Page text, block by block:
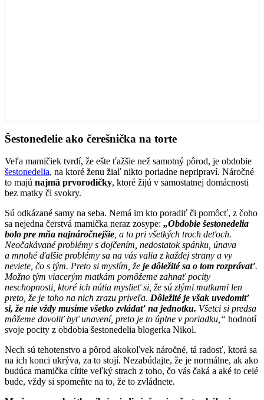
Šestonedelie ako čerešnička na torte
Veľa mamičiek tvrdí, že ešte ťažšie než samotný pôrod, je obdobie
šestonedelia, na ktoré ženu žiaľ nikto poriadne nepripraví. Náročné
to majú najmä prvorodičky, ktoré žijú v samostatnej domácnosti
bez matky či svokry.
Sú odkázané samy na seba. Nemá im kto poradiť či pomôcť, z čoho
sa nejedna čerstvá mamička neraz zosype: „Obdobie šestonedelia
bolo pre mňa najnáročnejšie , a to pri všetkých troch deťoch.
Neočakávané problémy s dojčením, nedostatok spánku, únava
a mnohé ďalšie problémy sa na vás valia z každej strany a vy
neviete, čo s tým. Preto si myslím, že je dôležité sa o tom rozprávať.
Možno tým viacerým matkám pomôžeme zahnať pocity
neschopnosti, ktoré ich nútia myslieť si, že sú zlými matkami len
preto, že je toho na nich zrazu priveľa. Dôležité je však uvedomiť
si, že nie vždy musíme všetko zvládať na jednotku. Všetci si predsa
môžeme dovoliť byť unavení, preto je to úplne v poriadku,“ hodnotí
svoje pocity z obdobia šestonedelia blogerka Nikol.
Nech sú tehotenstvo a pôrod akokoľvek náročné, tá radosť, ktorá sa
na ich konci ukrýva, za to stojí. Nezabúdajte, že je normálne, ak ako
budúca mamička cítite veľký strach z toho, čo vás čaká a aké to celé
bude, vždy si spomeňte na to, že to zvládnete.